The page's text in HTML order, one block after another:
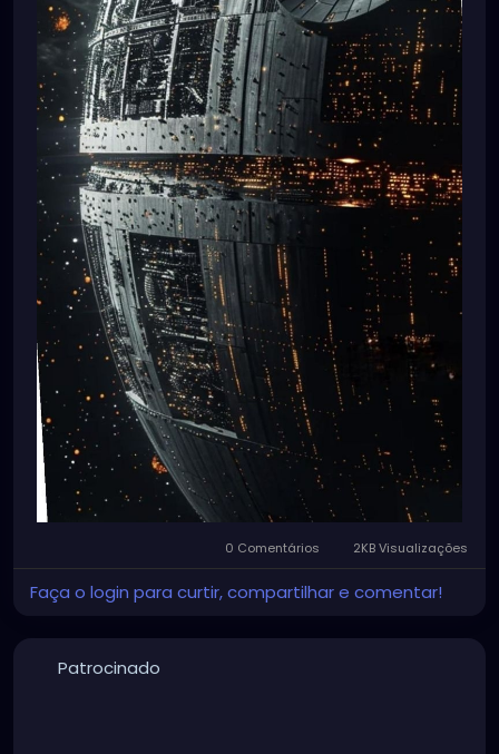
0 Comentários 2KB Visualizações
Faça o login para curtir, compartilhar e comentar!
Patrocinado